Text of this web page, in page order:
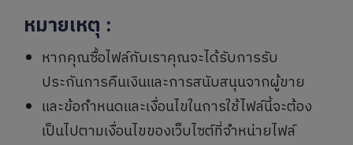
หมายเหตุ :
หากคุณซื้อไฟล์กับเราคุณจะได้รับการรับ
ประกันการคืนเงินและการสนับสนุนจากผู้ขาย
และข้อกำหนดและเงื่อนไขในการใช้ไฟล์นี้จะต้อง
เป็นไปตามเงื่อนไขของเว็บไซต์ที่จำหน่ายไฟล์